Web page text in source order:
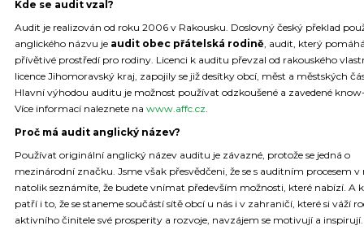
Kde se audit vzal?
Audit je realizován od roku 2006 v Rakousku. Doslovný český překlad
anglického názvu je audit obec přátelská rodině, audit, který
přívětivé prostředí pro rodiny. Licenci k auditu převzal od rakouského
licence Jihomoravský kraj, zapojily se již desítky obcí, měst a městských
Hlavní výhodou auditu je možnost používat odzkoušené a zavedené
Více informací naleznete na www.affc.cz.
Proč má audit anglický název?
Používat originální anglický název auditu je závazné, protože se jedná o
mezinárodní značku. Jsme však přesvědčeni, že se s auditním procesem v
natolik seznámíte, že budete vnímat především možnosti, které nabízí. A
patří i to, že se staneme součástí sítě obcí u nás i v zahraničí, které si váží
aktivního činitele své prosperity a rozvoje, navzájem se motivují a